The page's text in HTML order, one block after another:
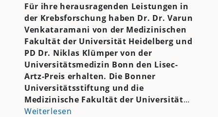
Für ihre herausragenden Leistungen in
der Krebsforschung haben Dr. Dr. Varun
Venkataramani von der Medizinischen
Fakultät der Universität Heidelberg und
PD Dr. Niklas Klümper von der
Universitätsmedizin Bonn den Lisec-
Artz-Preis erhalten. Die Bonner
Universitätsstiftung und die
Medizinische Fakultät der Universität…
Weiterlesen